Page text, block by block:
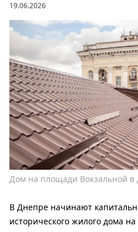
19.06.2026
Дом на площади Вокзальной
В Днепре начинают
исторического жилого дома